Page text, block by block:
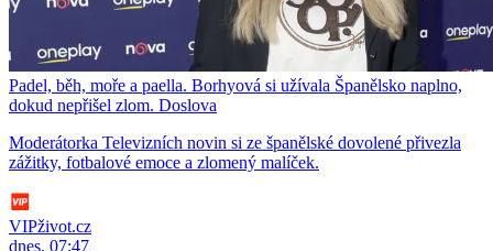
Padel, běh, moře a paella. Borhyová si užívala Španělsko naplno,
dokud nepřišel zlom. Doslova
Moderátorka Televizních novin si ze španělské dovolené přivezla
zážitky, fotbalové emoce a zlomený malíček.
VIPživot.cz
dnes, 07:47